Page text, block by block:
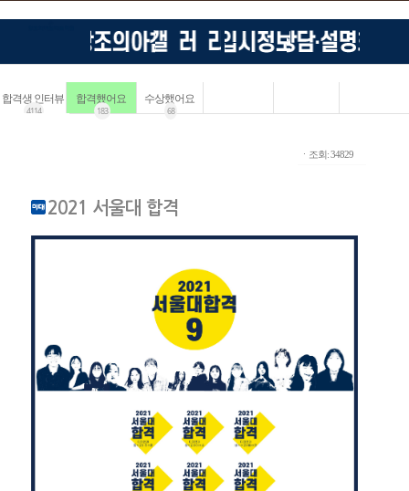
합격생 인터뷰
4114
합격했어요
183
수상했어요
68
ㆍ조회: 34829
2021 서울대 합격